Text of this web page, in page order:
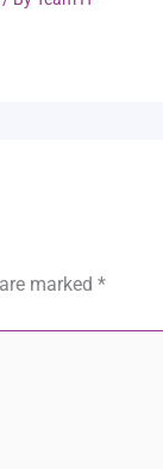
marked *